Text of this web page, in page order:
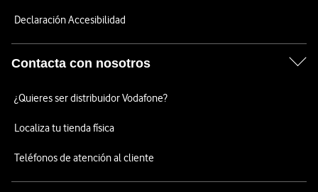
Declaración Accesibilidad
Contacta con nosotros
¿Quieres ser distribuidor Vodafone?
Localiza tu tienda física
Teléfonos de atención al cliente